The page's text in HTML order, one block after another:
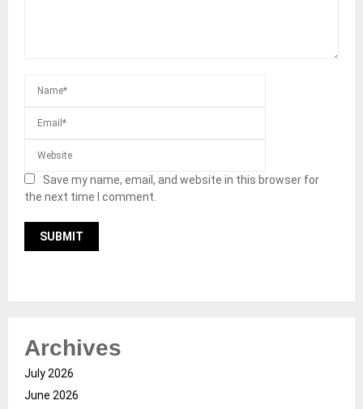
Save my name, email, and website in this browser for
the next time I comment.
Archives
July 2026
June 2026